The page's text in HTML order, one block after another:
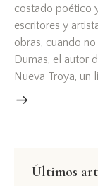
costado poético
escritores y
obras, cuando
Dumas, el autor
Nueva Troya, un
Últimos